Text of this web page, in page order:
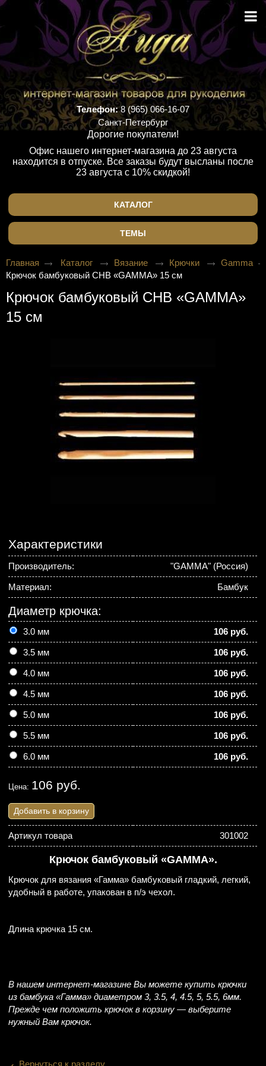
Телефон:8 (965) 066-16-07
Санкт-Петербург
Дорогие покупатели!
Офис нашего интернет-магазина до 23 августа
находится в отпуске. Все заказы будут высланы после
23 августа с 10% скидкой!
КАТАЛОГ
ТЕМЫ
Главная Каталог Вязание Крючки
Gamma
Крючок бамбуковый CHB «GAMMA» 15 см
Крючок бамбуковый CHB «GAMMA»
15 см
Характеристики
Производитель: "GAMMA" (Россия)
Материал: Бамбук
Диаметр крючка:
3.0 мм 106 руб.
3.5 мм 106 руб.
4.0 мм 106 руб.
4.5 мм 106 руб.
5.0 мм 106 руб.
5.5 мм 106 руб.
6.0 мм 106 руб.
Цена: 106 руб.
Добавить в корзину
Артикул товара 301002
Крючок бамбуковый «GAMMA».
Крючок для вязания «Гамма» бамбуковый гладкий, легкий,
удобный в работе, упакован в п/э чехол.
Длина крючка 15 см.
В нашем интернет-магазине Вы можете купить крючки
из бамбука «Гамма» диаметром 3, 3.5, 4, 4.5, 5, 5.5, 6мм.
Прежде чем положить крючок в корзину — выберите
нужный Вам крючок.
Вернуться к разделу